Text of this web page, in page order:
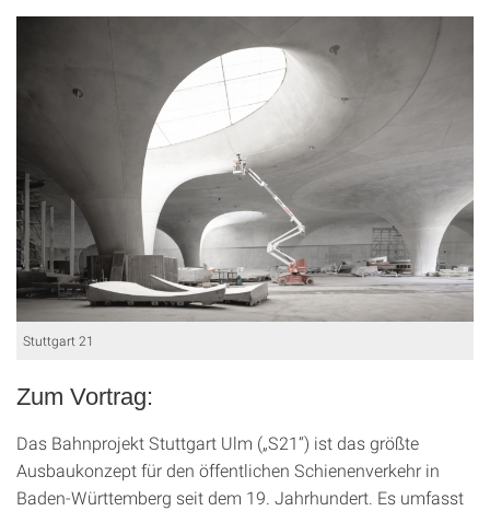
Stuttgart 21
Zum Vortrag:
Das Bahnprojekt Stuttgart Ulm („S21“) ist das größte
Ausbaukonzept für den öffentlichen Schienenverkehr in
Baden-Württemberg seit dem 19. Jahrhundert. Es umfasst